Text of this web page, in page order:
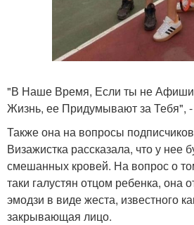
"В Наше Время, Если ты не
Жизнь, ее Придумывают за Тебя",
Также она на вопросы
Визажистка рассказала, что у нее
смешанных кровей. На вопрос о
таки галустян отцом ребенка, она
эмодзи в виде жеста, известного
закрывающая лицо.